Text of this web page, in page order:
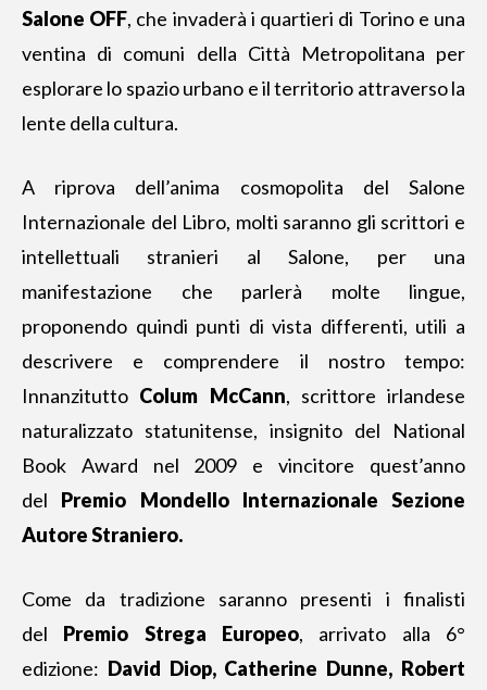
Salone OFF, che invaderà i quartieri di Torino e una
ventina di comuni della Città Metropolitana per
esplorare lo spazio urbano e il territorio attraverso la
lente della cultura.
A riprova dell’anima cosmopolita del Salone
Internazionale del Libro, molti saranno gli scrittori e
intellettuali stranieri al Salone, per una
manifestazione che parlerà molte lingue,
proponendo quindi punti di vista differenti, utili a
descrivere e comprendere il nostro tempo:
Innanzitutto Colum McCann, scrittore irlandese
naturalizzato statunitense, insignito del National
Book Award nel 2009 e vincitore quest’anno
del Premio Mondello Internazionale Sezione
Autore Straniero.
Come da tradizione saranno presenti i finalisti
del Premio Strega Europeo, arrivato alla 6°
edizione: David Diop, Catherine Dunne, Robert